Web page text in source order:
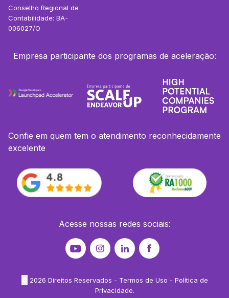
Conselho Regional de
Contabilidade: BA-
006027/O
Empresa participante dos programas de aceleração:
Confie em quem tem o atendimento reconhecidamente
excelente
Acesse nossas redes sociais:
2026 Direitos Reservados - Termos de Uso - Política de
Privacidade.